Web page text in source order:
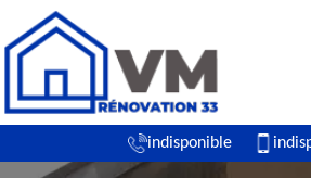
indisponible